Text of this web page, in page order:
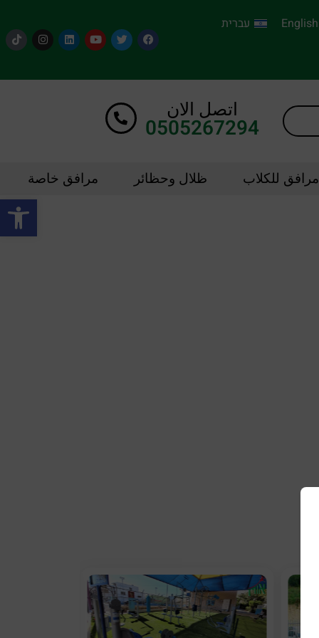
English
עברית
اتصل الان
0505267294
مرافق للكلاب ظلال وحظائر مرافق خاصة